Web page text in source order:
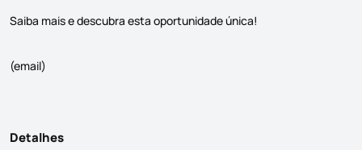
Saiba mais e descubra esta oportunidade única!
(email)
Detalhes